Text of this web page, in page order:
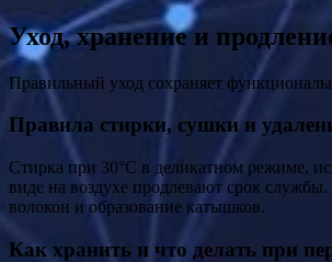
Уход, хранение и
Правильный уход сохраняет
Правила стирки, сушки и
Стирка при 30°C в деликатном режиме,
виде на воздухе продлевают срок
волокон и образование катышков.
Как хранить и что делать при